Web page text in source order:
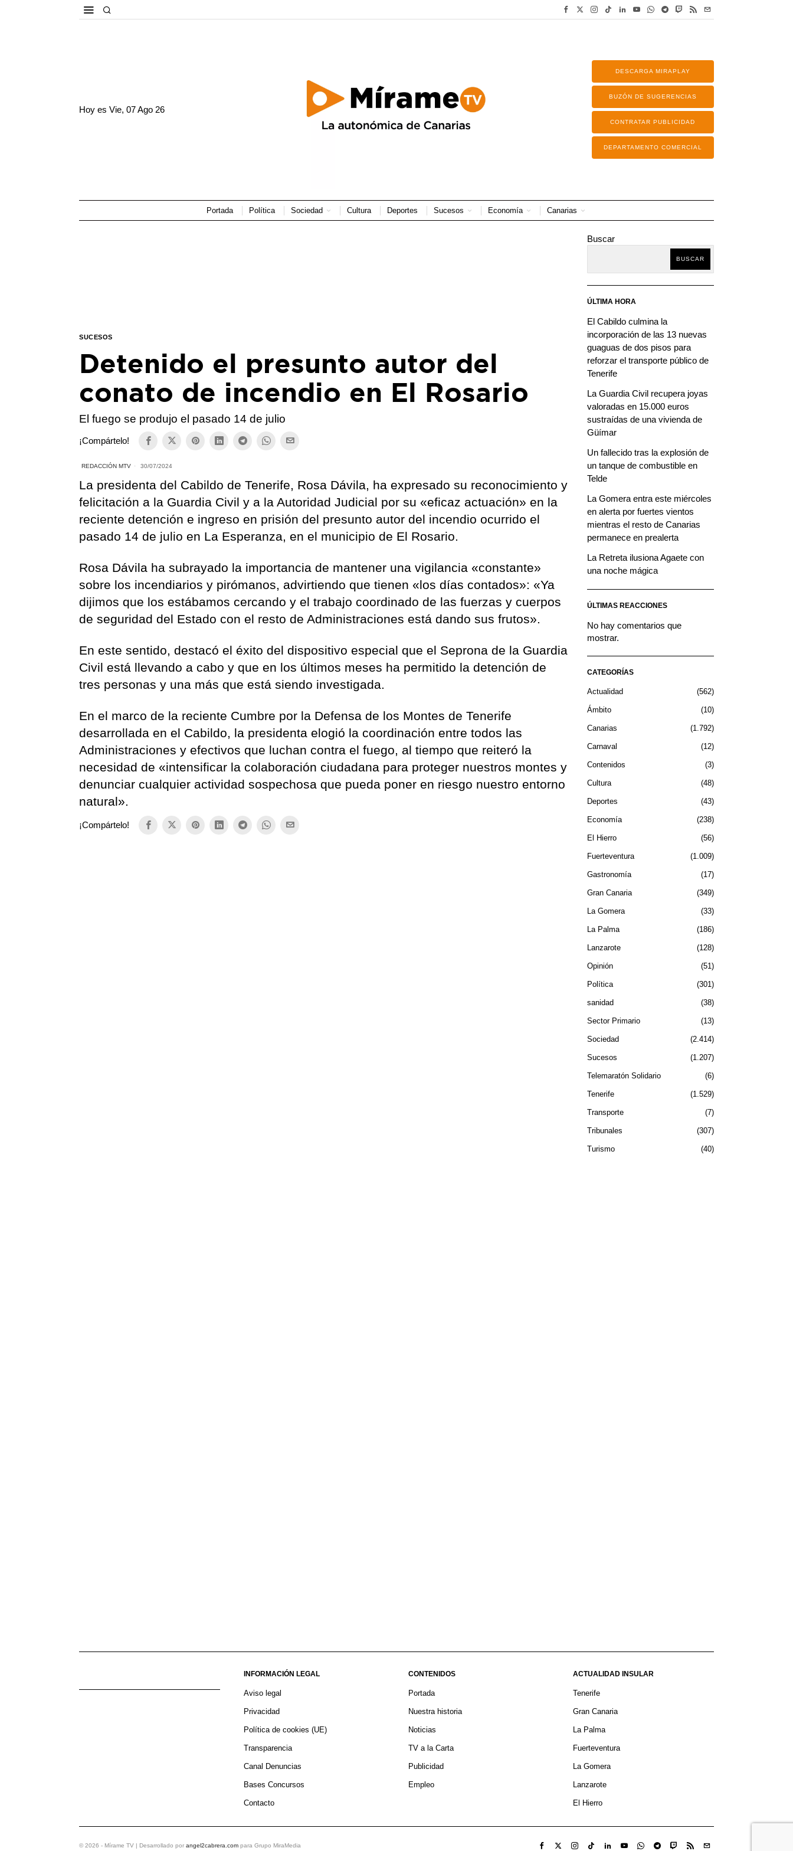
Hoy esVie, 07 Ago 26
DESCARGA MIRAPLAY
BUZÓN DE SUGERENCIAS
CONTRATAR PUBLICIDAD
DEPARTAMENTO COMERCIAL
Portada Política Sociedad Cultura Deportes Sucesos Economía Canarias
SUCESOS
Detenido el presunto autor del
conato de incendio en El Rosario
El fuego se produjo el pasado 14 de julio
¡Compártelo!
REDACCIÓN MTV 30/07/2024
La presidenta del Cabildo de Tenerife, Rosa Dávila, ha expresado su reconocimiento y
felicitación a la Guardia Civil y a la Autoridad Judicial por su «eficaz actuación» en la
reciente detención e ingreso en prisión del presunto autor del incendio ocurrido el
pasado 14 de julio en La Esperanza, en el municipio de El Rosario.
Rosa Dávila ha subrayado la importancia de mantener una vigilancia «constante»
sobre los incendiarios y pirómanos, advirtiendo que tienen «los días contados»: «Ya
dijimos que los estábamos cercando y el trabajo coordinado de las fuerzas y cuerpos
de seguridad del Estado con el resto de Administraciones está dando sus frutos».
En este sentido, destacó el éxito del dispositivo especial que el Seprona de la Guardia
Civil está llevando a cabo y que en los últimos meses ha permitido la detención de
tres personas y una más que está siendo investigada.
En el marco de la reciente Cumbre por la Defensa de los Montes de Tenerife
desarrollada en el Cabildo, la presidenta elogió la coordinación entre todos las
Administraciones y efectivos que luchan contra el fuego, al tiempo que reiteró la
necesidad de «intensificar la colaboración ciudadana para proteger nuestros montes y
denunciar cualquier actividad sospechosa que pueda poner en riesgo nuestro entorno
natural».
¡Compártelo!
Buscar
BUSCAR
ÚLTIMA HORA
El Cabildo culmina la
incorporación de las 13 nuevas
guaguas de dos pisos para
reforzar el transporte público de
Tenerife
La Guardia Civil recupera joyas
valoradas en 15.000 euros
sustraídas de una vivienda de
Güímar
Un fallecido tras la explosión de
un tanque de combustible en
Telde
La Gomera entra este miércoles
en alerta por fuertes vientos
mientras el resto de Canarias
permanece en prealerta
La Retreta ilusiona Agaete con
una noche mágica
ÚLTIMAS REACCIONES
No hay comentarios que
mostrar.
CATEGORÍAS
Actualidad 562
Ámbito 10
Canarias 1.792
Carnaval 12
Contenidos 3
Cultura 48
Deportes 43
Economía 238
El Hierro 56
Fuerteventura 1.009
Gastronomía 17
Gran Canaria 349
La Gomera 33
La Palma 186
Lanzarote 128
Opinión 51
Política 301
sanidad 38
Sector Primario 13
Sociedad 2.414
Sucesos 1.207
Telemaratón Solidario 6
Tenerife 1.529
Transporte 7
Tribunales 307
Turismo 40
INFORMACIÓN LEGAL
Aviso legal
Privacidad
Política de cookies (UE)
Transparencia
Canal Denuncias
Bases Concursos
Contacto
CONTENIDOS
Portada
Nuestra historia
Noticias
TV a la Carta
Publicidad
Empleo
ACTUALIDAD INSULAR
Tenerife
Gran Canaria
La Palma
Fuerteventura
La Gomera
Lanzarote
El Hierro
©2026 - Mírame TV | Desarrollado porangel2cabrera.com para Grupo MiraMedia